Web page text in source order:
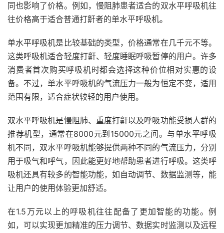
同也影响了价格。例如，慢阻肺患者适合的双水平呼吸机往
往价格高于适合普通打鼾者的单水平呼吸机。
单水平呼吸机是比较基础的类型，价格通常在几千元不等。
这类呼吸机适合轻度打鼾、轻度睡眠呼吸暂停的用户。许多
消费者首次购买呼吸机时都会选择这种价位相对实惠的设
备。不过，单水平呼吸机的气流压力一般为恒定不变，适用
范围有限，适合症状较轻的用户使用。
双水平呼吸机是慢阻肺、重度打鼾以及呼吸功能受损人群的
推荐机型，通常在8000元到15000元之间。与单水平呼吸
机不同，双水平呼吸机能够提供两种不同的气流压力，分别
用于吸气和呼气，因此能更好地帮助患者进行呼吸。这类呼
吸机还具有较多的智能功能，如自动调节、数据监测等，能
让用户的使用体验更加舒适。
在1.5万元以上的呼吸机往往配备了更加智能的功能。例
如，可以实现更加精准的压力调节、数据实时监测以及远程